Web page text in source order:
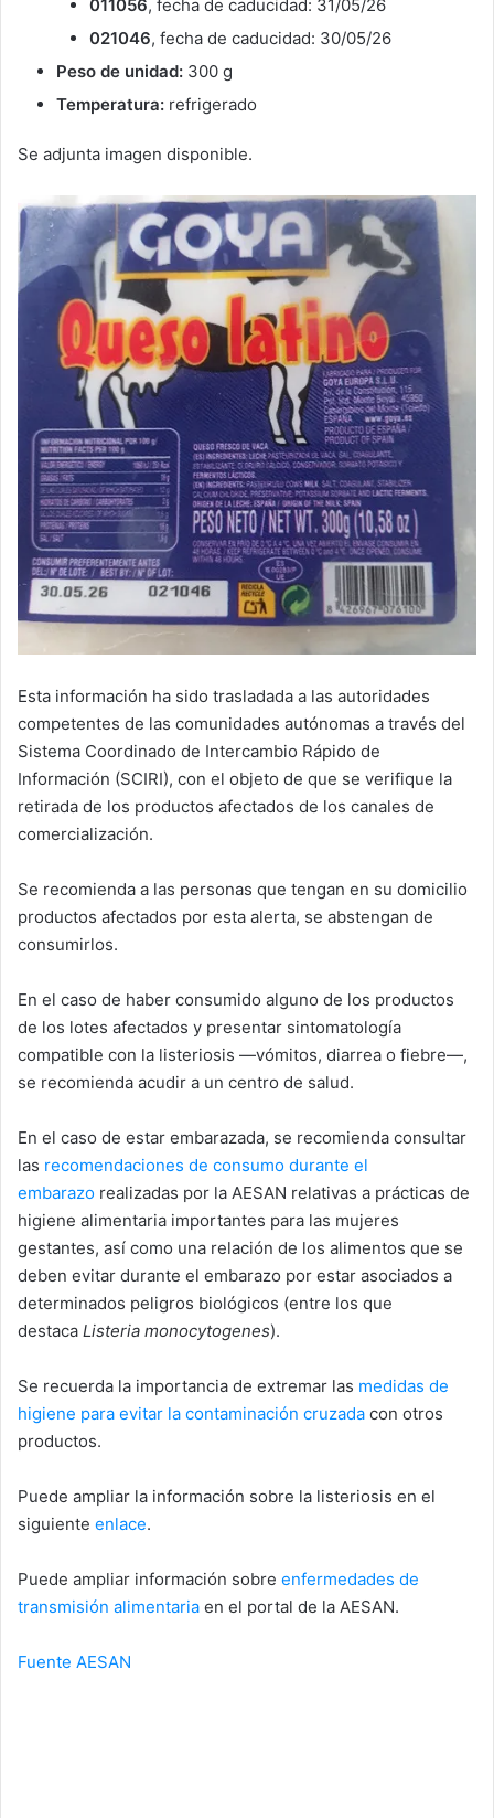
011056, fecha de caducidad: 31/05/26
021046, fecha de caducidad: 30/05/26
Peso de unidad: 300 g
Temperatura: refrigerado
Se adjunta imagen disponible.
Esta información ha sido trasladada a las autoridades
competentes de las comunidades autónomas a través del
Sistema Coordinado de Intercambio Rápido de
Información (SCIRI), con el objeto de que se verifique la
retirada de los productos afectados de los canales de
comercialización.
Se recomienda a las personas que tengan en su domicilio
productos afectados por esta alerta, se abstengan de
consumirlos.
En el caso de haber consumido alguno de los productos
de los lotes afectados y presentar sintomatología
compatible con la listeriosis —vómitos, diarrea o fiebre—,
se recomienda acudir a un centro de salud.
En el caso de estar embarazada, se recomienda consultar
las recomendaciones de consumo durante el
embarazo realizadas por la AESAN relativas a prácticas de
higiene alimentaria importantes para las mujeres
gestantes, así como una relación de los alimentos que se
deben evitar durante el embarazo por estar asociados a
determinados peligros biológicos (entre los que
destaca Listeria monocytogenes).
Se recuerda la importancia de extremar las medidas de
higiene para evitar la contaminación cruzada con otros
productos.
Puede ampliar la información sobre la listeriosis en el
siguiente enlace.
Puede ampliar información sobre enfermedades de
transmisión alimentaria en el portal de la AESAN.
Fuente AESAN